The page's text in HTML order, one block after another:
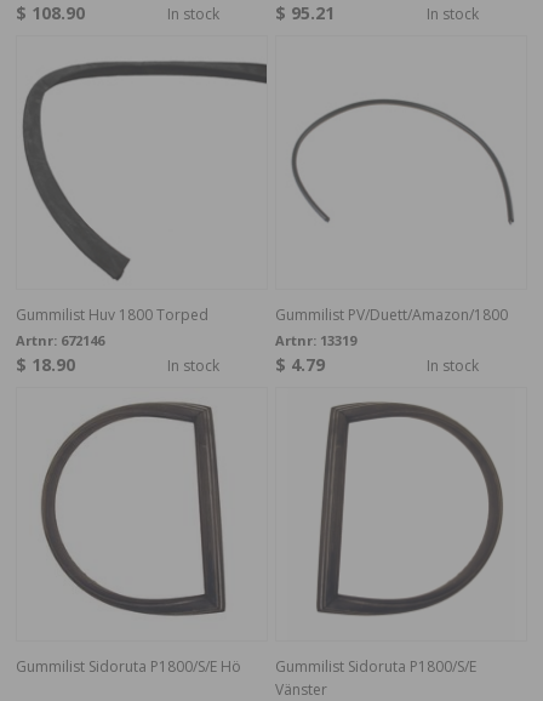
$ 108.90 In stock $ 95.21 In stock
Gummilist Huv 1800 Torped
Artnr: 672146
$ 18.90 In stock
Gummilist PV/Duett/Amazon/1800
Artnr: 13319
$ 4.79 In stock
Gummilist Sidoruta P1800/S/E Hö
Gummilist Sidoruta P1800/S/E
Vänster